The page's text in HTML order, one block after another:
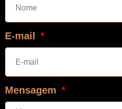
E-mail
Mensagem